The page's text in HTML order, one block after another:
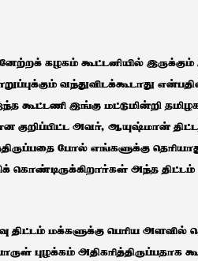
கழகம் கூட்டனியில்
வந்துவிடக்கூடாது
கூட்டணி இங்கு மட்டுமின்றி
குறிப்பிட்ட அவர், ஆயுஷ்மான்
போல் எங்களுக்கு
அந்த திட்டம்
மக்களுக்கு பெரிய அளவில்
புழக்கம் அதிகரித்திருப்பதாக